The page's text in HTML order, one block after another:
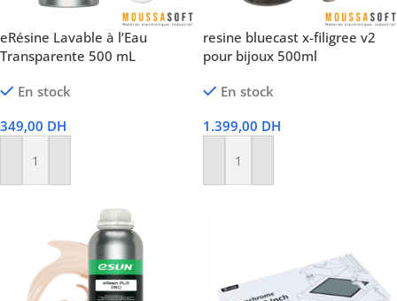
eRésine Lavable à l’Eau
Transparente 500 mL
En stock
349,00 DH
Ajouter Au Panier
resine bluecast x-filigree v2
pour bijoux 500ml
En stock
1.399,00 DH
Ajouter Au Panier